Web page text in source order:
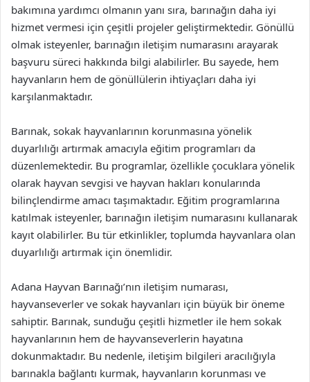
bakımına yardımcı olmanın yanı sıra, barınağın daha iyi
hizmet vermesi için çeşitli projeler geliştirmektedir. Gönüllü
olmak isteyenler, barınağın iletişim numarasını arayarak
başvuru süreci hakkında bilgi alabilirler. Bu sayede, hem
hayvanların hem de gönüllülerin ihtiyaçları daha iyi
karşılanmaktadır.
Barınak, sokak hayvanlarının korunmasına yönelik
duyarlılığı artırmak amacıyla eğitim programları da
düzenlemektedir. Bu programlar, özellikle çocuklara yönelik
olarak hayvan sevgisi ve hayvan hakları konularında
bilinçlendirme amacı taşımaktadır. Eğitim programlarına
katılmak isteyenler, barınağın iletişim numarasını kullanarak
kayıt olabilirler. Bu tür etkinlikler, toplumda hayvanlara olan
duyarlılığı artırmak için önemlidir.
Adana Hayvan Barınağı’nın iletişim numarası,
hayvanseverler ve sokak hayvanları için büyük bir öneme
sahiptir. Barınak, sunduğu çeşitli hizmetler ile hem sokak
hayvanlarının hem de hayvanseverlerin hayatına
dokunmaktadır. Bu nedenle, iletişim bilgileri aracılığıyla
barınakla bağlantı kurmak, hayvanların korunması ve